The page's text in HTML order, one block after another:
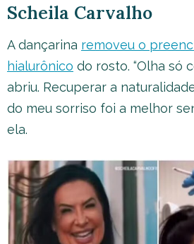
Scheila Carvalho
A dançarina removeu o
hialurônico do rosto. “Olha só
abriu. Recuperar a
do meu sorriso foi a melhor
ela.